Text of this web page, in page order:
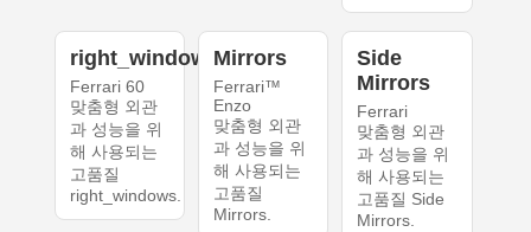
right_windows
Ferrari 60
맞춤형 외관
과 성능을 위
해 사용되는
고품질
right_windows.
Mirrors
Ferrari™
Enzo
맞춤형 외관
과 성능을 위
해 사용되는
고품질
Mirrors.
Side
Mirrors
Ferrari
맞춤형 외관
과 성능을 위
해 사용되는
고품질 Side
Mirrors.